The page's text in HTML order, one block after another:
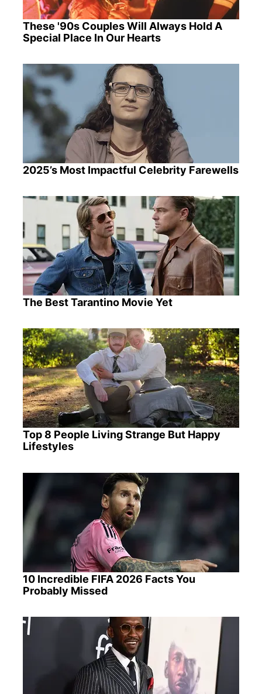
These '90s Couples Will Always Hold A
Special Place In Our Hearts
2025’s Most Impactful Celebrity Farewells
The Best Tarantino Movie Yet
Top 8 People Living Strange But Happy
Lifestyles
10 Incredible FIFA 2026 Facts You
Probably Missed